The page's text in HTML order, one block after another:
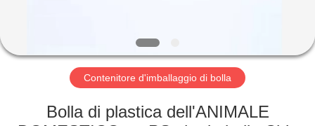
GIRO
FABBRICA
Contenitore d'imballaggio di bolla
Bolla di plastica dell'ANIMALE